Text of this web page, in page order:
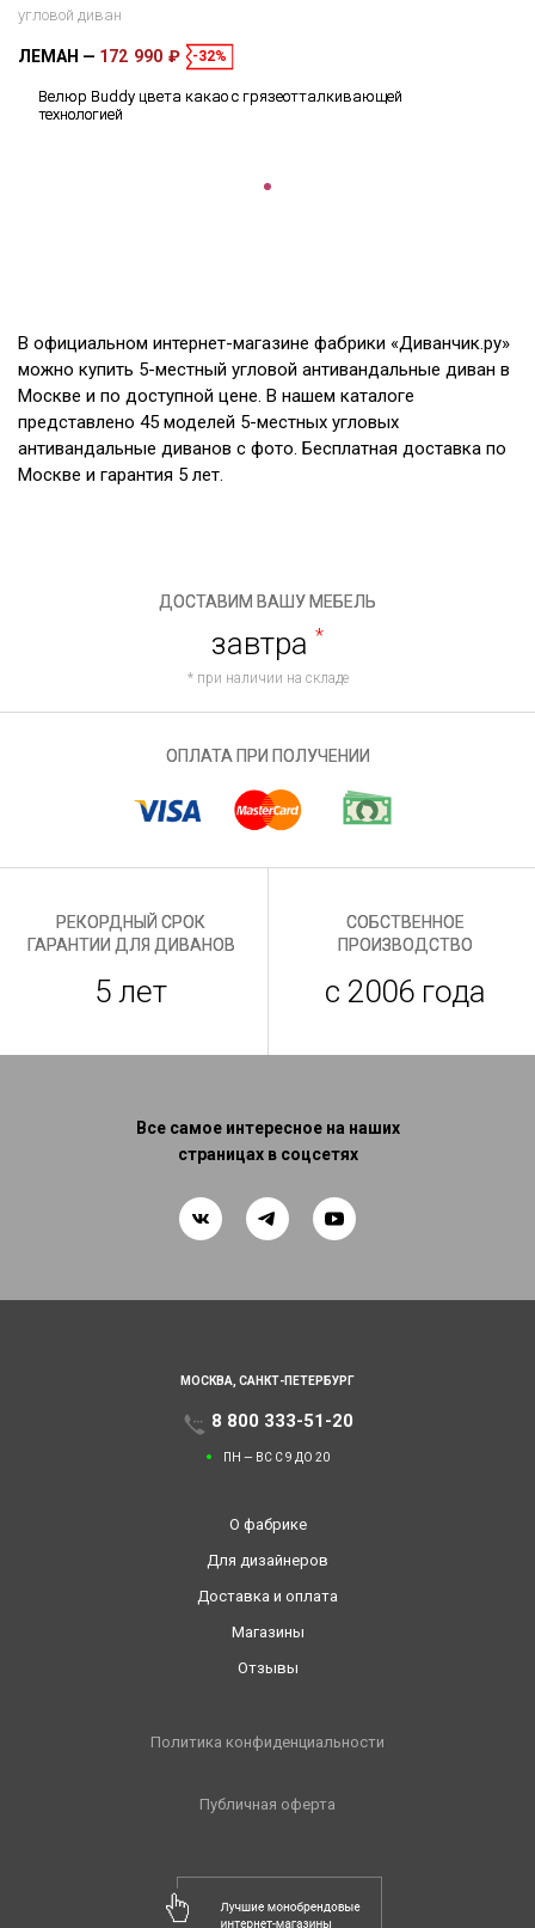
угловой диван
ЛЕМАН 172 990 ₽ -32%
Велюр Buddy цвета какао с грязеотталкивающей
технологией
В официальном интернет-магазине фабрики «Диванчик.ру»
можно купить 5-местный угловой антивандальные диван в
Москве и по доступной цене. В нашем каталоге
представлено 45 моделей 5-местных угловых
антивандальные диванов с фото. Бесплатная доставка по
Москве и гарантия 5 лет.
ДОСТАВИМ ВАШУ МЕБЕЛЬ
завтра *
* при наличии на складе
ОПЛАТА ПРИ ПОЛУЧЕНИИ
РЕКОРДНЫЙ СРОК
ГАРАНТИИ ДЛЯ ДИВАНОВ
5 лет
СОБСТВЕННОЕ
ПРОИЗВОДСТВО
с 2006 года
Все самое интересное на наших
страницах в соцсетях
МОСКВА, САНКТ-ПЕТЕРБУРГ
8 800 333-51-20
ПН — ВС С 9 ДО 20
О фабрике
Для дизайнеров
Доставка и оплата
Магазины
Отзывы
Политика конфиденциальности
Публичная оферта